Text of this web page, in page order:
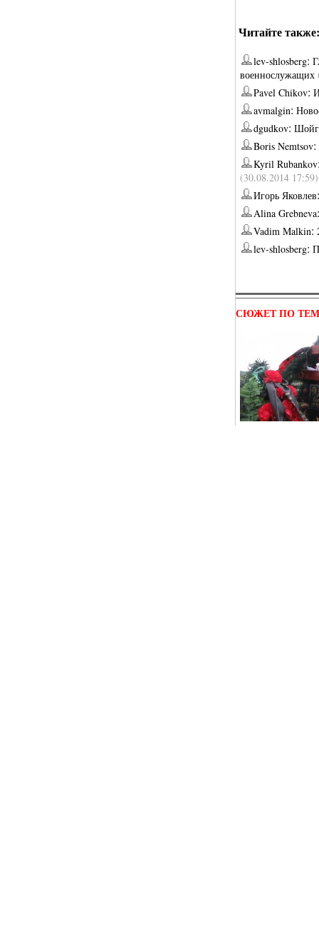
Читайте также:
lev-shlosberg:
военнослужащих
Pavel Chikov:
avmalgin:
dgudkov:
Boris Nemtsov:
Kyril Rubankov
(30.08.2014 17:59)
Игорь Яковлев
Alina Grebneva
Vadim Malkin:
lev-shlosberg:
СЮЖЕТ ПО